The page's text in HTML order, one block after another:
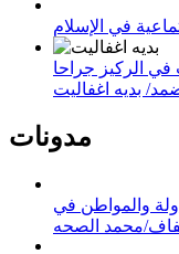
الركيز جراحا
بديه اغفاليت
مدونات
والمواطن في
محمد الصحه